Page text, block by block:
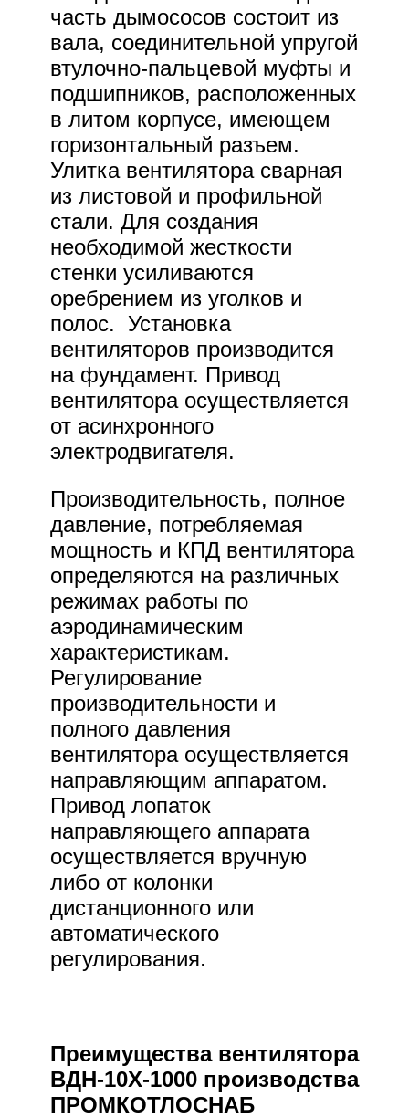
часть дымососов состоит из
вала, соединительной упругой
втулочно-пальцевой муфты и
подшипников, расположенных
в литом корпусе, имеющем
горизонтальный разъем.
Улитка вентилятора сварная
из листовой и профильной
стали. Для создания
необходимой жесткости
стенки усиливаются
оребрением из уголков и
полос. Установка
вентиляторов производится
на фундамент. Привод
вентилятора осуществляется
от асинхронного
электродвигателя.
Производительность, полное
давление, потребляемая
мощность и КПД вентилятора
определяются на различных
режимах работы по
аэродинамическим
характеристикам.
Регулирование
производительности и
полного давления
вентилятора осуществляется
направляющим аппаратом.
Привод лопаток
направляющего аппарата
осуществляется вручную
либо от колонки
дистанционного или
автоматического
регулирования.
Преимущества вентилятора
ВДН-10Х-1000 производства
ПРОМКОТЛОСНАБ